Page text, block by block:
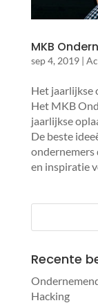
MKB
sep 4, 2019|
Het jaarlijkse
Het MKB
jaarlijkse
De beste
ondernemers
en inspiratie
Recente
Hacking